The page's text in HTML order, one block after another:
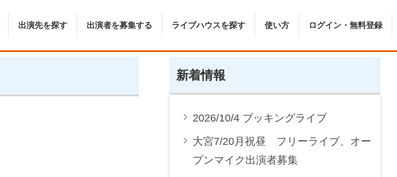
出演先を探す 出演者を募集する ライブハウスを探す 使い方 ログイン・無料登録
新着情報
2026/10/4 ブッキングライブ
大宮7/20月祝昼 フリーライブ、オー
プンマイク出演者募集